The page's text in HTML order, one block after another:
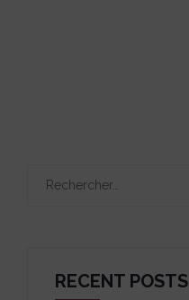
RECENT POSTS